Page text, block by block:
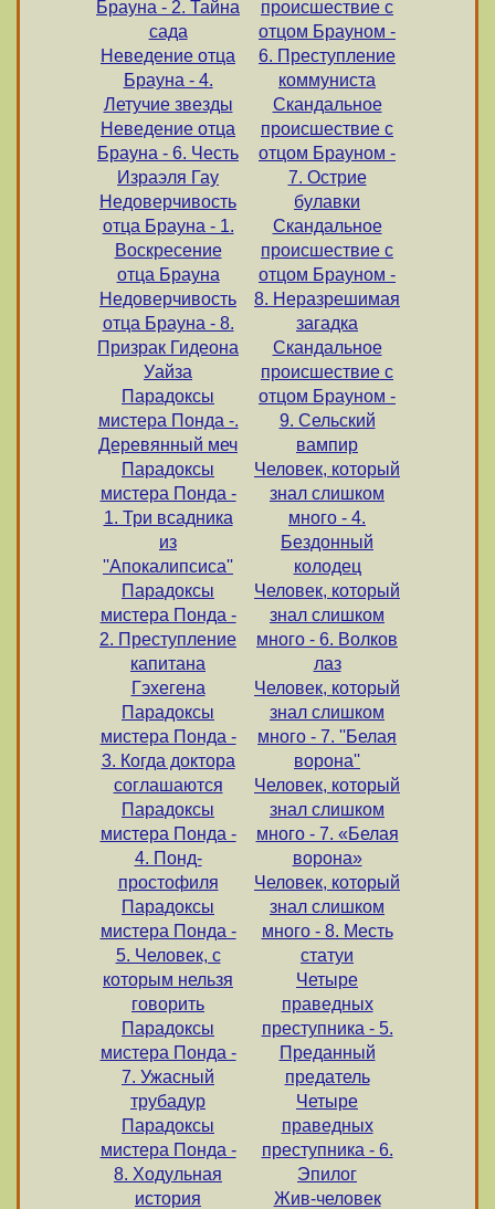
Брауна - 2. Тайна
сада
Неведение отца
Брауна - 4.
Летучие звезды
Неведение отца
Брауна - 6. Честь
Израэля Гау
Недоверчивость
отца Брауна - 1.
Воскресение
отца Брауна
Недоверчивость
отца Брауна - 8.
Призрак Гидеона
Уайза
Парадоксы
мистера Понда -.
Деревянный меч
Парадоксы
мистера Понда -
1. Три всадника
из
''Апокалипсиса''
Парадоксы
мистера Понда -
2. Преступление
капитана
Гэхегена
Парадоксы
мистера Понда -
3. Когда доктора
соглашаются
Парадоксы
мистера Понда -
4. Понд-
простофиля
Парадоксы
мистера Понда -
5. Человек, с
которым нельзя
говорить
Парадоксы
мистера Понда -
7. Ужасный
трубадур
Парадоксы
мистера Понда -
8. Ходульная
история
происшествие с
отцом Брауном -
6. Преступление
коммуниста
Скандальное
происшествие с
отцом Брауном -
7. Острие
булавки
Скандальное
происшествие с
отцом Брауном -
8. Неразрешимая
загадка
Скандальное
происшествие с
отцом Брауном -
9. Сельский
вампир
Человек, который
знал слишком
много - 4.
Бездонный
колодец
Человек, который
знал слишком
много - 6. Волков
лаз
Человек, который
знал слишком
много - 7. ''Белая
ворона''
Человек, который
знал слишком
много - 7. «Белая
ворона»
Человек, который
знал слишком
много - 8. Месть
статуи
Четыре
праведных
преступника - 5.
Преданный
предатель
Четыре
праведных
преступника - 6.
Эпилог
Жив-человек